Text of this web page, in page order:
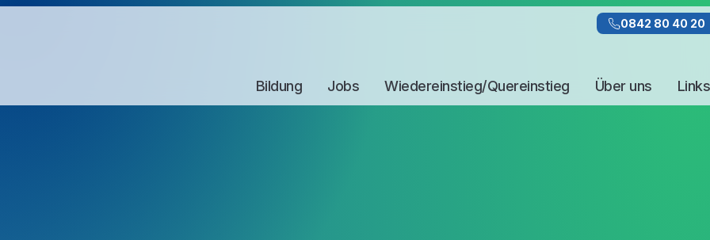
0842 80 40 20
Bildung Jobs Wiedereinstieg/Quereinstieg Über uns Links